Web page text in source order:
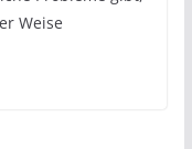
Weise